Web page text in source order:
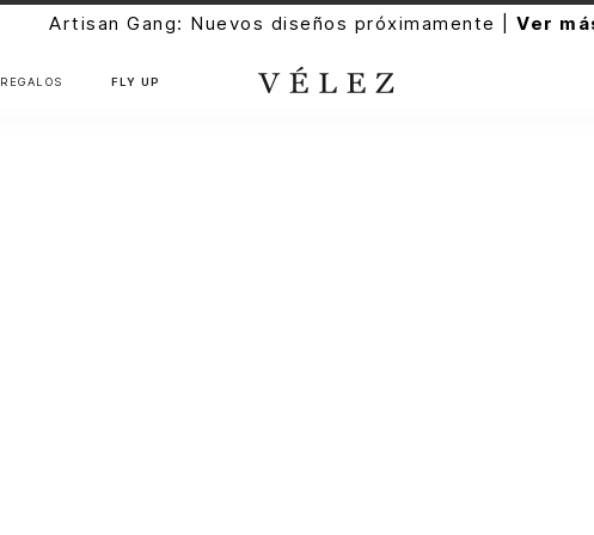
Artisan Gang: Nuevos diseños próximamente |Ver
REGALOS FLY UP